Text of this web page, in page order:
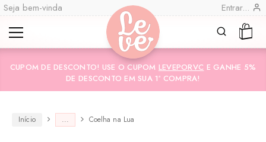
Seja bem-vinda Entrar...
Leve
"por
você"
Lembranças
Especiais
Variedades
Encadernadas
CUPOM DE DESCONTO! USE O CUPOM LEVEPORVC E GANHE 5%
DE DESCONTO EM SUA 1ª COMPRA!
Início ... Coelha na Lua